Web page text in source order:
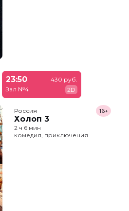
23:50
Зал №4
430 руб.
2D
Россия
Холоп 3
16+
2 ч 6 мин
комедия, приключения